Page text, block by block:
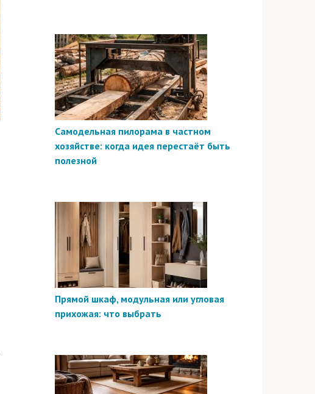
Самодельная пилорама в частном
хозяйстве: когда идея перестаёт быть
полезной
Прямой шкаф, модульная или угловая
прихожая: что выбрать